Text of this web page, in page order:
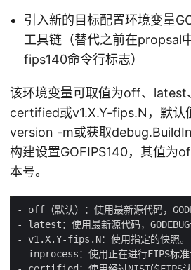
引入新的目标配置环境变量
工具链（替代之前在propsal
fips140命令行标志）
该环境变量可取值为off、latest
certified或v1.X.Y-fips.N，默认
version -m或获取
构建设置GOFIPS140，其值为
本号。